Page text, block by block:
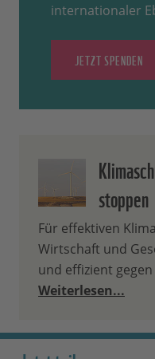
internationaler
JETZT SPENDEN
stoppen
Für effektiven
Wirtschaft und
und effizient
Weiterlesen...